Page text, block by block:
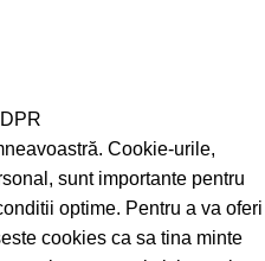
Cookie-urile,
sunt importante pentru
optime. Pentru a va oferi
cookies ca sa tina minte